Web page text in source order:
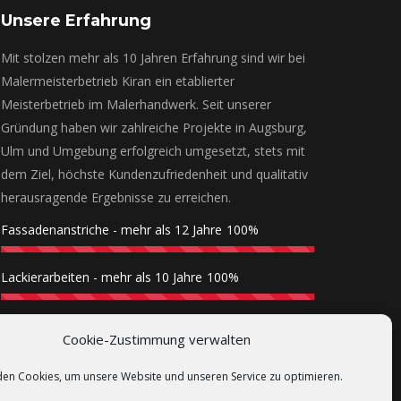
Cookie-Zustimmung verwalten
Cookies, um unsere Website und unseren Service zu optimieren.
Unsere Erfahrung
Mit stolzen mehr als 10 Jahren Erfahrung sind wir bei
Malermeisterbetrieb Kiran ein etablierter
Meisterbetrieb im Malerhandwerk. Seit unserer
Gründung haben wir zahlreiche Projekte in Augsburg,
Ulm und Umgebung erfolgreich umgesetzt, stets mit
dem Ziel, höchste Kundenzufriedenheit und qualitativ
herausragende Ergebnisse zu erreichen.
Fassadenanstriche - mehr als 12 Jahre 100%
Lackierarbeiten - mehr als 10 Jahre 100%
Gerüstbau - mehr als 10 Jahre 100%